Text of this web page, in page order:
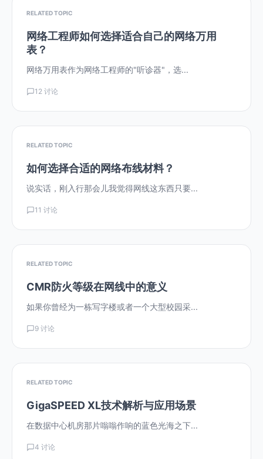
RELATED TOPIC
网络工程师如何选择适合自己的网络万用
表？
网络万用表作为网络工程师的"听诊器"，选...
12 讨论
RELATED TOPIC
如何选择合适的网络布线材料？
说实话，刚入行那会儿我觉得网线这东西只要...
11 讨论
RELATED TOPIC
CMR防火等级在网线中的意义
如果你曾经为一栋写字楼或者一个大型校园采...
9 讨论
RELATED TOPIC
GigaSPEED XL技术解析与应用场景
在数据中心机房那片嗡嗡作响的蓝色光海之下...
4 讨论